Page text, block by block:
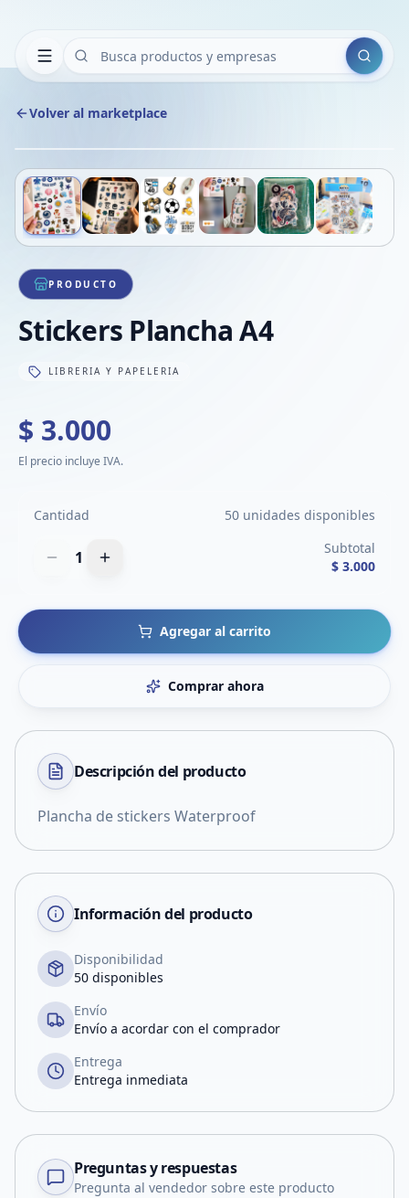
Buscar
Volver al marketplace
VER
1/6
PRODUCTO
Stickers Plancha A4
LIBRERIA Y PAPELERIA
$ 3.000
El precio incluye IVA.
Cantidad 50 unidades disponibles
1
Subtotal
$ 3.000
Agregar al carrito
Comprar ahora
Descripción del producto
Plancha de stickers Waterproof
Información del producto
Disponibilidad
50 disponibles
Envío
Envío a acordar con el comprador
Entrega
Entrega inmediata
Preguntas y respuestas
Pregunta al vendedor sobre este producto